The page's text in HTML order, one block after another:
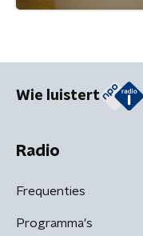
Wie luistert
Radio
Frequenties
Programma's